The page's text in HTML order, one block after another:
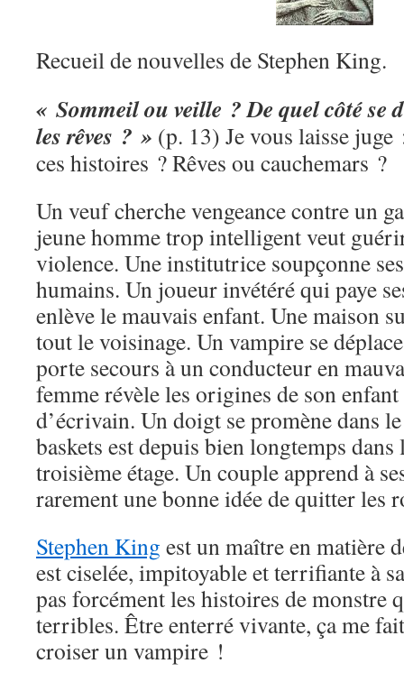
Recueil de nouvelles de Stephen King.
« Sommeil ou veille ? De quel côté se
les rêves ? » (p. 13) Je vous laisse juge
ces histoires ? Rêves ou cauchemars ?
Un veuf cherche vengeance contre un
jeune homme trop intelligent veut
violence. Une institutrice soupçonne
humains. Un joueur invétéré qui paye
enlève le mauvais enfant. Une maison
tout le voisinage. Un vampire se
porte secours à un conducteur en
femme révèle les origines de son
d’écrivain. Un doigt se promène dans
baskets est depuis bien longtemps
troisième étage. Un couple apprend à
rarement une bonne idée de quitter les
Stephen King est un maître en matière
est ciselée, impitoyable et terrifiante à
pas forcément les histoires de monstre
terribles. Être enterré vivante, ça me
croiser un vampire !